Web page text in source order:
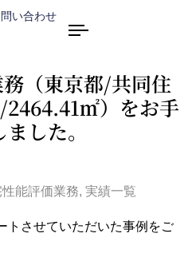
い合わせ
（東京都/共同住
㎡）をお手
した。
能評価業務, 実績一覧
トさせていただいた事例をご